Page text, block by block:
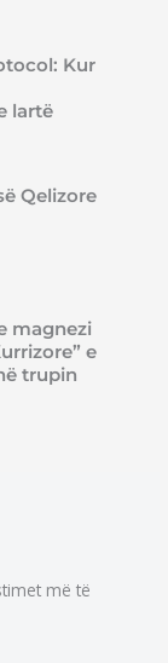
Kur
lartë
Qelizore
magnezi
e
trupin
më të